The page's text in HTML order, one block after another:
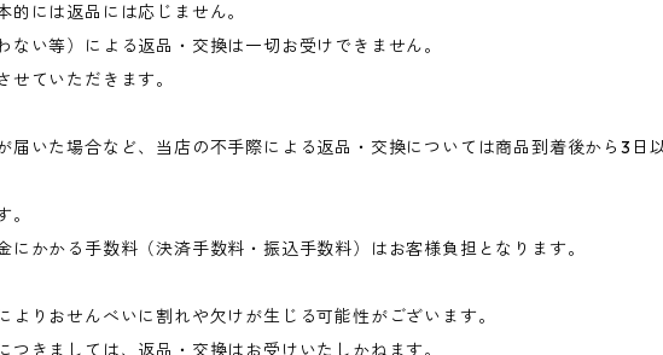
には返品には応じません。
い等）による返品・交換は一切お受けできません。
せていただきます。
届いた場合など、当店の不手際による返品・交換については商品到着後から3
にかかる手数料（決済手数料・振込手数料）はお客様負担となります。
りおせんべいに割れや欠けが生じる可能性がございます。
きましては、返品・交換はお受けいたしかねます。